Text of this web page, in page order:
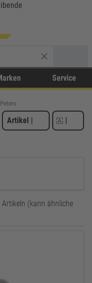
Service
Artikel | |
(kann ähnliche